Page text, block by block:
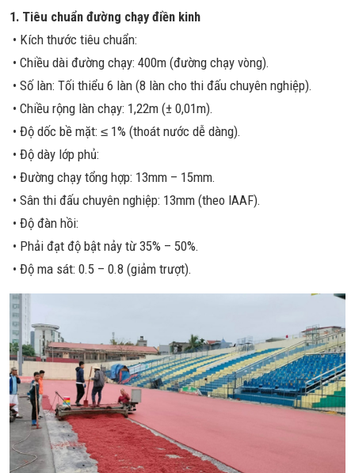
1. Tiêu chuẩn đường chạy điền kinh
• Kích thước tiêu chuẩn:
• Chiều dài đường chạy: 400m (đường chạy vòng).
• Số làn: Tối thiểu 6 làn (8 làn cho thi đấu chuyên nghiệp).
• Chiều rộng làn chạy: 1,22m (± 0,01m).
• Độ dốc bề mặt: ≤ 1% (thoát nước dễ dàng).
• Độ dày lớp phủ:
• Đường chạy tổng hợp: 13mm – 15mm.
• Sân thi đấu chuyên nghiệp: 13mm (theo IAAF).
• Độ đàn hồi:
• Phải đạt độ bật nảy từ 35% – 50%.
• Độ ma sát: 0.5 – 0.8 (giảm trượt).